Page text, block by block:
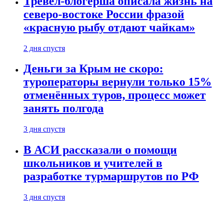
северо-востоке России фразой
«красную рыбу отдают чайкам»
2 дня спустя
Деньги за Крым не скоро:
туроператоры вернули только 15%
отменённых туров, процесс может
занять полгода
3 дня спустя
В АСИ рассказали о помощи
школьников и учителей в
разработке турмаршрутов по РФ
3 дня спустя